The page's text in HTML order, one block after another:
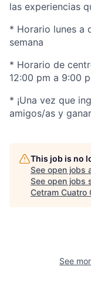
las experiencias
* Horario lunes a
semana
* Horario de
12:00 pm a 9:00
* ¡Una vez que
amigos/as y
This job is no
See open jobs
See open jobs
Cetram Cuatro
See